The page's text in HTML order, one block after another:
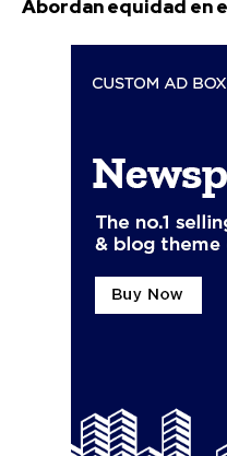
Abordan equidad en